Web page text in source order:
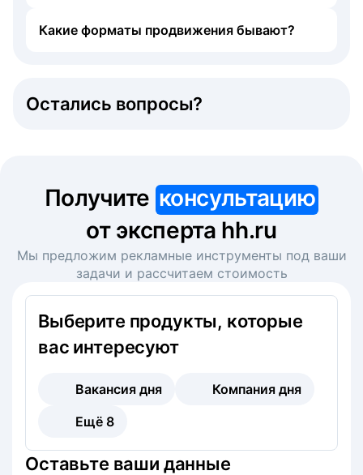
Какие форматы продвижения бывают?
Остались вопросы?
Получите консультацию
от эксперта hh.ru
Мы предложим рекламные инструменты под ваши
задачи и рассчитаем стоимость
Выберите продукты, которые
вас интересуют
Вакансия дня
Компания дня
Ещё 8
Оставьте ваши данные